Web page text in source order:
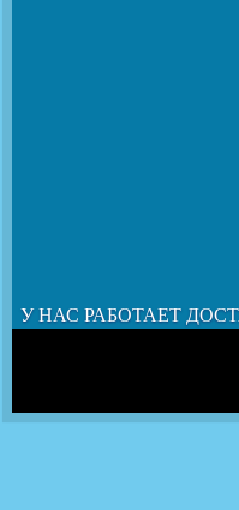
У НАС РАБОТАЕТ